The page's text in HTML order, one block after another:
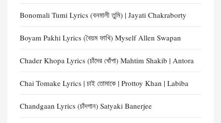
Bonomali Tumi Lyrics (বনমালী তুমি) | Jayati Chakraborty
Boyam Pakhi Lyrics (বৈয়ম ফাখি) Myself Allen Swapan
Chader Khopa Lyrics (চাঁদের খোঁপা) Mahtim Shakib | Antora
Chai Tomake Lyrics | চাই তোমাকে | Prottoy Khan | Labiba
Chandgaan Lyrics (চাঁদগান) Satyaki Banerjee